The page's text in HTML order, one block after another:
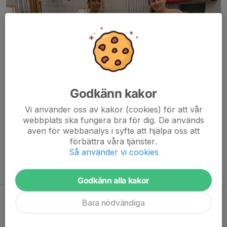
Vi är ett gäng glada tjejer som bor i Odenslunda, Smedby, Runby,
Vik, Centrala Väsby.
Välkomna att börja spela med oss!
Godkänn kakor
Vi använder oss av kakor (cookies) för att vår
webbplats ska fungera bra för dig. De används
även för webbanalys i syfte att hjälpa oss att
förbättra våra tjänster.
Så använder vi cookies
Godkänn alla kakor
Bara nödvändiga